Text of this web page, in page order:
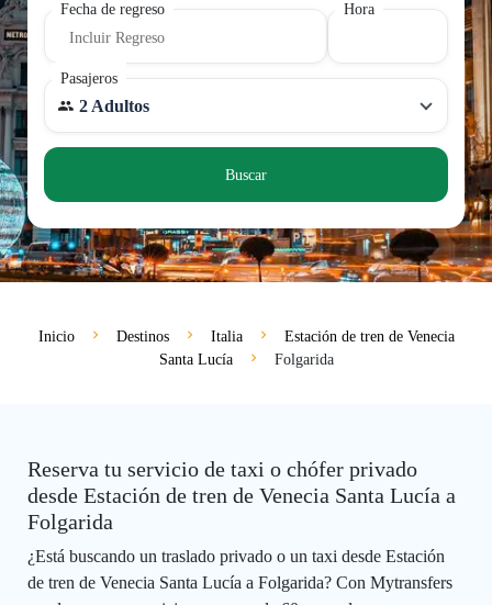
Fecha de regreso
Incluir Regreso
Hora
Pasajeros
2 Adultos
Buscar
Inicio Destinos Italia
Estación de tren de Venecia
Santa Lucía
Folgarida
Reserva tu servicio de taxi o chófer privado
desde Estación de tren de Venecia Santa Lucía a
Folgarida
¿Está buscando un traslado privado o un taxi desde Estación
de tren de Venecia Santa Lucía a Folgarida? Con Mytransfers